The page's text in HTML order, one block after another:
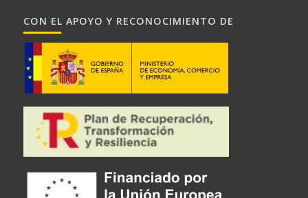
CON EL APOYO Y RECONOCIMIENTO DE